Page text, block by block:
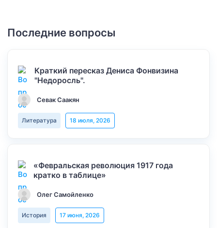
Последние вопросы
Краткий пересказ Дениса Фонвизина
"Недоросль".
Севак Саакян
Литература 18 июля, 2026
«Февральская революция 1917 года
кратко в таблице»
Олег Самойленко
История 17 июня, 2026